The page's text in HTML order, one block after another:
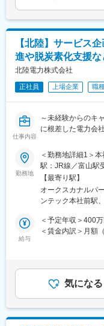
◇社内規定に該当
・8:40～17:20（実
・フレックスタイ
・下記交替勤務の
＜交代勤務例（３
１直 00：00～08
２直 08：00～16
３直 16：00～24
※上記は一例とな
部門・働き方によ
■当社の魅力：
豊富な水資源を活
を開発した独自の
してきた当社。地
【北陸】サービス
進や脱炭素化支援
北陸電力株式会社
正社員 上場企業 職
仕事内容
～未経験からのキ
に根差した電力会
■業務内容：
既に提供している
けるバリエーショ
たなサービスの企
貫して推進いただ
◇プロジェクト
◇再エネ電源や系
勤務地
＜勤務地詳細1＞
駅：JR線／富山駅
福井支店住所：福
JR線／福井駅受動
支店住所：石川県
【最寄り駅】
オークスカナルパ
ンテック本社前駅
給与
＜予定年収＞400
＜賃金内訳＞月額
通じて上下する可
表記です。気になる